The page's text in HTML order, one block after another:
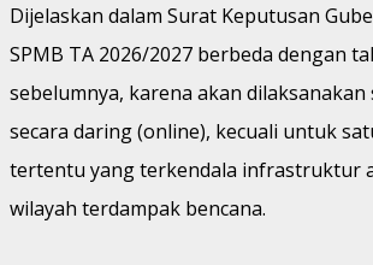
Dijelaskan dalam Surat Keputusan
SPMB TA 2026/2027 berbeda dengan
sebelumnya, karena akan dilaksanakan
secara daring (online), kecuali untuk
tertentu yang terkendala infrastruktur
wilayah terdampak bencana.